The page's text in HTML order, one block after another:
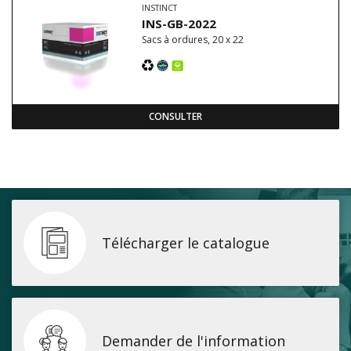
INSTINCT
INS-GB-2022
Sacs à ordures, 20 x 22
CONSULTER
Télécharger le catalogue
Demander de l'information